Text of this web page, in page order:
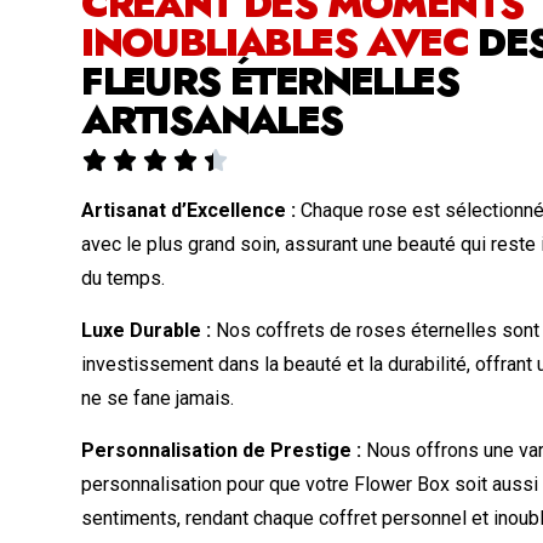
INOUBLIABLES AVEC
FLEURS ÉTERNELLES
ARTISANALES
    
Artisanat d’Excellence : Chaque rose est
avec le plus grand soin, assurant une beauté qui reste
du temps.
Luxe Durable : Nos coffrets de roses éternelles sont
investissement dans la beauté et la durabilité, offrant
ne se fane jamais.
Personnalisation de Prestige : Nous offrons une
personnalisation pour que votre Flower Box soit
sentiments, rendant chaque coffret personnel et